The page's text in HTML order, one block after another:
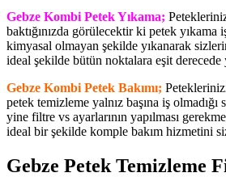
Gebze Kombi Petek Yıkama;
baktığınızda görülecektir ki petek yıkama
kimyasal olmayan şekilde yıkanarak
ideal şekilde bütün noktalara eşit derecede
Gebze Kombi Petek Bakımı;
petek temizleme yalnız başına iş
yine filtre vs ayarlarının yapılması
ideal bir şekilde komple bakım hizmetini
Gebze Petek Temizleme